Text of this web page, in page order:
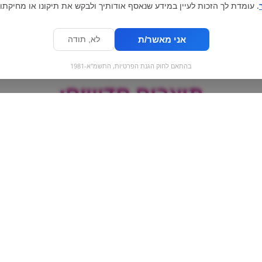
מוצרים חדשים:
. עומדת לך הזכות לעיין במידע שנאסף אודותיך ולבקש את תיקונו או
אני מאשר/ת לא, תודה
בהתאם לחוק הגנת הפרטיות, התשמ"א-1981